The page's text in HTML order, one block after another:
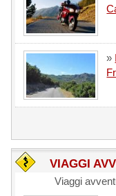
»
VIAGGI
Viaggi